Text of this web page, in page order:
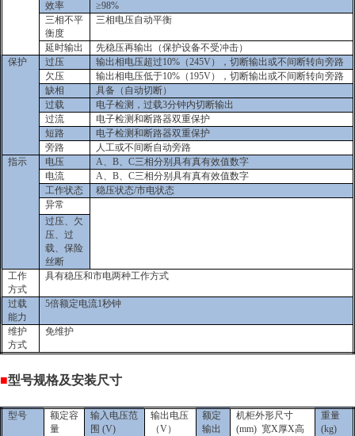
效率 ≥98%
三相不平
衡度
三相电压自动平衡
延时输出
先稳压再输出（保护设备不受冲击）
保护
过压
输出相电压超过10%（245V），切断输出或不间断转向旁路
欠压
输出相电压低于10%（195V），切断输出或不间断转向旁路
缺相
具备（自动切断）
过载
电子检测，过载3分钟内切断输出
过流
电子检测和断路器双重保护
短路
电子检测和断路器双重保护
旁路
人工或不间断自动旁路
指示
电压 A、B、C三相分别具有真有效值数字
电流
A、B、C三相分别具有真有效值数字
工作状态
稳压状态/市电状态
异常
过压、欠
压、过
载、保险
丝断
工作
方式
具有稳压和市电两种工作方式
过载
能力
5倍额定电流1秒钟
维护
方式
免维护
■型号规格及安装尺寸
型号
额定容
量
输入电压范
围 (V)
输出电压
（V）
额定
输出
机柜外形尺寸
(mm) 宽X厚X高
重量
(kg)